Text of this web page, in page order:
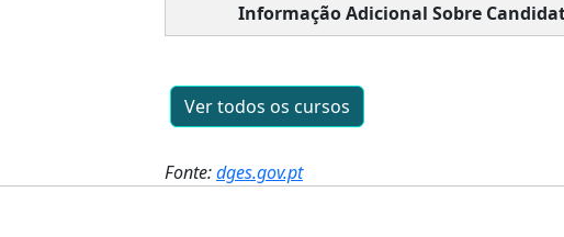
Informação Adicional Sobre
Ver todos os cursos
Fonte:dges.gov.pt